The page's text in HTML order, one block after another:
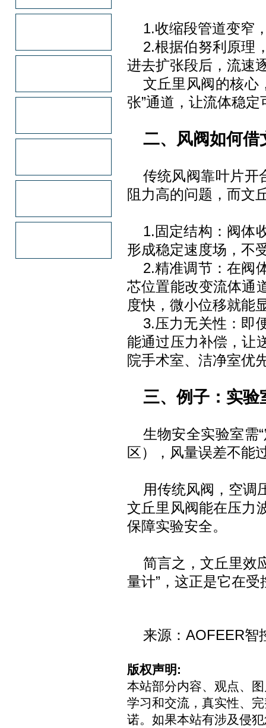
1.收缩段管道变窄
2.根据伯努利原理
进去扩张段后，流速
文丘里风阀的核心
张”通道，让流体稳定
二、风阀如何借
传统风阀靠叶片开
阻力高的问题，而文
1.固定结构：阀体
形成稳定速度场，不
2.精准调节：在阀
芯位置能改变流体通
度快，微小位移就能
3.压力无关性：即
能通过压力补偿，让
院手术室、洁净室优
三、例子：实验
生物安全实验室需
区），风量误差不能
用传统风阀，空调
文丘里风阀能在压力
保障实验安全。
简言之，文丘里效
量计”，这正是它在
来源：AOFEER智
版权声明:
本站部分内容、观点、
学习和交流，真实性、
诺。如果本站有涉及侵